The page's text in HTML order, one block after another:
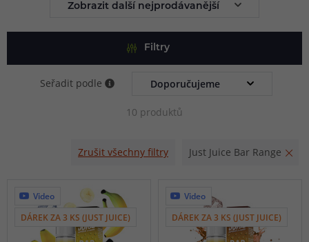
Zobrazit další nejprodávanější
Filtry
Seřadit podle
10 produktů
Zrušit všechny filtry Just Juice Bar Range
Video
DÁREK ZA 3 KS (JUST JUICE)
Video
DÁREK ZA 3 KS (JUST JUICE)